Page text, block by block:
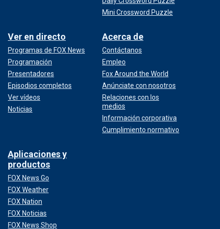
Mini Crossword Puzzle
Ver en directo
Programas de FOX News
Programación
Presentadores
Episodios completos
Ver vídeos
Noticias
Acerca de
Contáctanos
Empleo
Fox Around the World
Anúnciate con nosotros
Relaciones con los
medios
Información corporativa
Cumplimiento normativo
Aplicaciones y
productos
FOX News Go
FOX Weather
FOX Nation
FOX Noticias
FOX News Shop